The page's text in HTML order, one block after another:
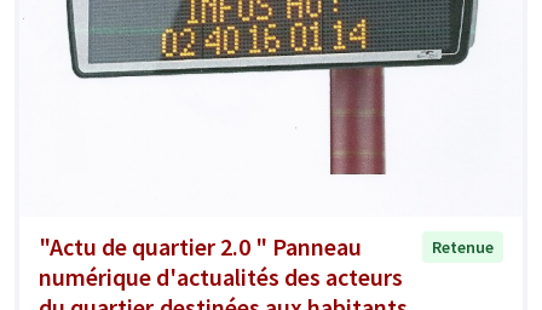
"Actu de quartier 2.0 " Panneau
numérique d'actualités des acteurs
Retenue